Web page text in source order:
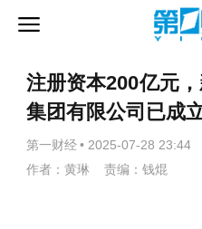
注册资本200亿元
集团有限公司已成
第一财经 • 2025-07-28 23:44
作者：黄琳 责编：钱焜